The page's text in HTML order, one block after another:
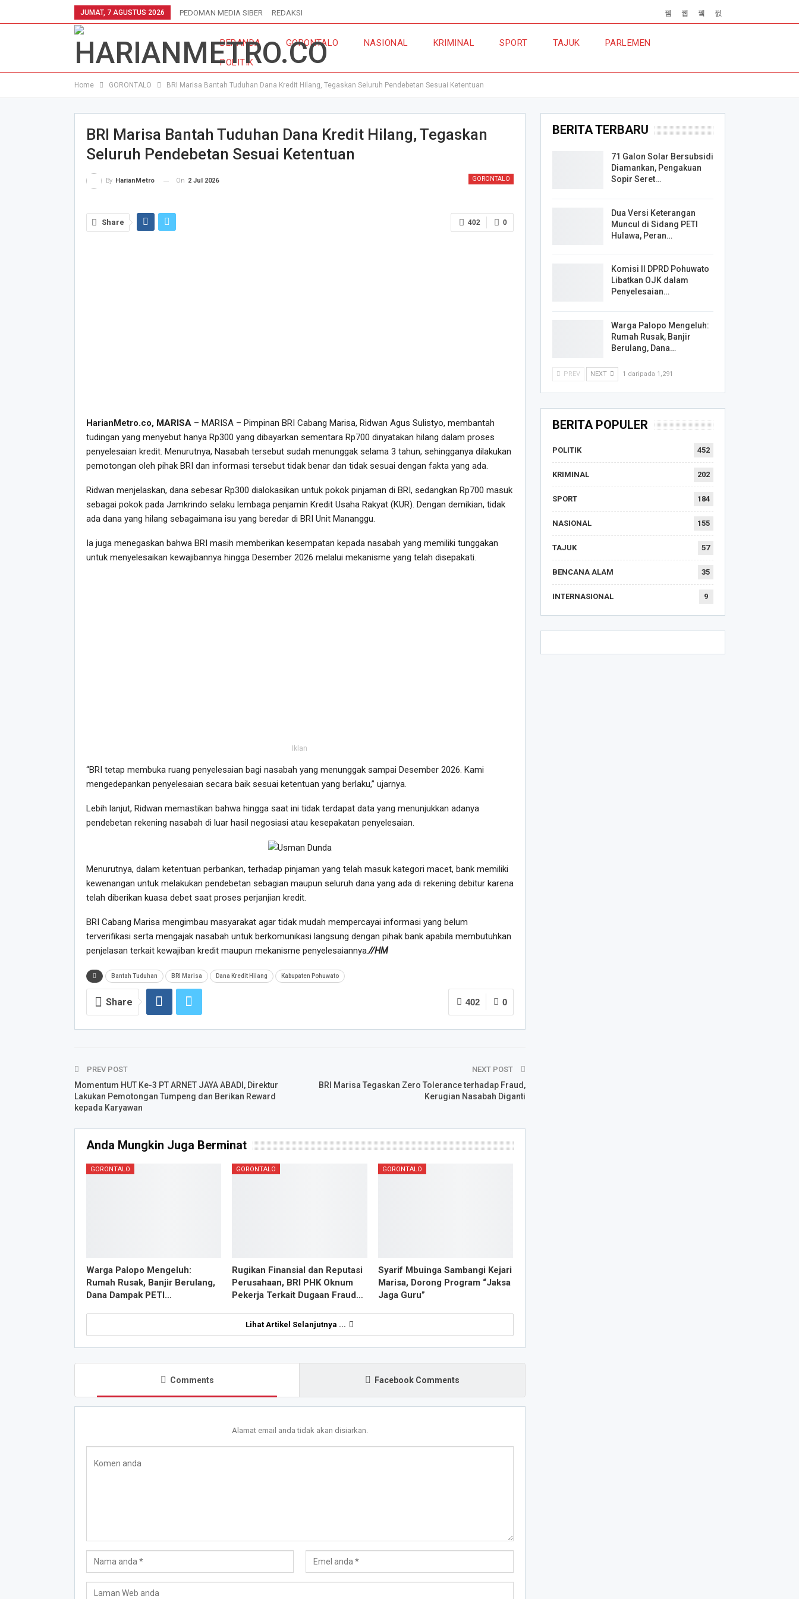
JUMAT, 7 AGUSTUS 2026 PEDOMAN MEDIA SIBER REDAKSI
BERANDA GORONTALO NASIONAL KRIMINAL SPORT TAJUK
PARLEMEN
POLITIK
Home GORONTALO BRI Marisa Bantah Tuduhan Dana Kredit Hilang, Tegaskan Seluruh Pendebetan Sesuai Ketentuan
BRI Marisa Bantah Tuduhan Dana Kredit Hilang, Tegaskan
Seluruh Pendebetan Sesuai Ketentuan
GORONTALO
By HarianMetro On 2 Jul 2026
0
402
Share
HarianMetro.co, MARISA– MARISA – Pimpinan BRI Cabang Marisa, Ridwan Agus Sulistyo, membantah
tudingan yang menyebut hanya Rp300 yang dibayarkan sementara Rp700 dinyatakan hilang dalam proses
penyelesaian kredit. Menurutnya, Nasabah tersebut sudah menunggak selama 3 tahun, sehingganya dilakukan
pemotongan oleh pihak BRI dan informasi tersebut tidak benar dan tidak sesuai dengan fakta yang ada.
Ridwan menjelaskan, dana sebesar Rp300 dialokasikan untuk pokok pinjaman di BRI, sedangkan Rp700 masuk
sebagai pokok pada Jamkrindo selaku lembaga penjamin Kredit Usaha Rakyat (KUR). Dengan demikian, tidak
ada dana yang hilang sebagaimana isu yang beredar di BRI Unit Mananggu.
Ia juga menegaskan bahwa BRI masih memberikan kesempatan kepada nasabah yang memiliki tunggakan
untuk menyelesaikan kewajibannya hingga Desember 2026 melalui mekanisme yang telah disepakati.
Iklan
“BRI tetap membuka ruang penyelesaian bagi nasabah yang menunggak sampai Desember 2026. Kami
mengedepankan penyelesaian secara baik sesuai ketentuan yang berlaku,” ujarnya.
Lebih lanjut, Ridwan memastikan bahwa hingga saat ini tidak terdapat data yang menunjukkan adanya
pendebetan rekening nasabah di luar hasil negosiasi atau kesepakatan penyelesaian.
Menurutnya, dalam ketentuan perbankan, terhadap pinjaman yang telah masuk kategori macet, bank memiliki
kewenangan untuk melakukan pendebetan sebagian maupun seluruh dana yang ada di rekening debitur karena
telah diberikan kuasa debet saat proses perjanjian kredit.
BRI Cabang Marisa mengimbau masyarakat agar tidak mudah mempercayai informasi yang belum
terverifikasi serta mengajak nasabah untuk berkomunikasi langsung dengan pihak bank apabila membutuhkan
penjelasan terkait kewajiban kredit maupun mekanisme penyelesaiannya.//HM
Bantah Tuduhan BRI Marisa Dana Kredit Hilang Kabupaten Pohuwato
0
402
Share
PREV POST
Momentum HUT Ke-3 PT ARNET JAYA ABADI, Direktur
Lakukan Pemotongan Tumpeng dan Berikan Reward
kepada Karyawan
NEXT POST
BRI Marisa Tegaskan Zero Tolerance terhadap Fraud,
Kerugian Nasabah Diganti
Anda Mungkin Juga Berminat
GORONTALO
Warga Palopo Mengeluh:
Rumah Rusak, Banjir Berulang,
Dana Dampak PETI…
GORONTALO
Rugikan Finansial dan Reputasi
Perusahaan, BRI PHK Oknum
Pekerja Terkait Dugaan Fraud…
GORONTALO
Syarif Mbuinga Sambangi Kejari
Marisa, Dorong Program “Jaksa
Jaga Guru”
Lihat Artikel Selanjutnya ...
Comments Facebook Comments
Alamat email anda tidak akan disiarkan.
BERITA TERBARU
71 Galon Solar Bersubsidi
Diamankan, Pengakuan
Sopir Seret…
Dua Versi Keterangan
Muncul di Sidang PETI
Hulawa, Peran…
Komisi II DPRD Pohuwato
Libatkan OJK dalam
Penyelesaian…
Warga Palopo Mengeluh:
Rumah Rusak, Banjir
Berulang, Dana…
PREV NEXT 1 daripada 1,291
BERITA POPULER
POLITIK 452
KRIMINAL 202
SPORT 184
NASIONAL 155
TAJUK 57
BENCANA ALAM 35
INTERNASIONAL 9